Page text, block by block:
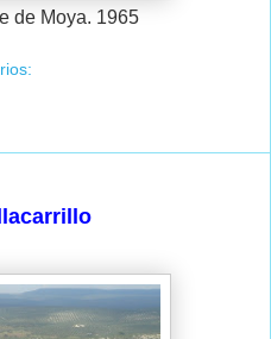
de Moya. 1965